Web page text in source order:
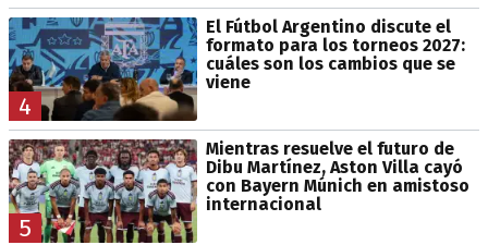
4
El Fútbol Argentino discute el
formato para los torneos 2027:
cuáles son los cambios que se
viene
5
Mientras resuelve el futuro de
Dibu Martínez, Aston Villa cayó
con Bayern Múnich en amistoso
internacional